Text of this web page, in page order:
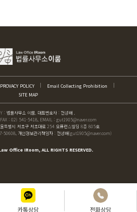
카톡상담 전화상담
PROVACY POLICY
Email Collecting Prohibition
SITE MAP
: 법률사무소 이룸, 대표변호사 : 전성배 ,
: 02) 541-5418, EMAIL : gut1905@naver.com
특별시 서초구 서초대로 254 오퓨런스빌딩 8층 805호
50608, 개인정보관리책임자 : 전성배(gut1905@naver.com)
Office IRoom, ALL RIGHTS RESERVED.